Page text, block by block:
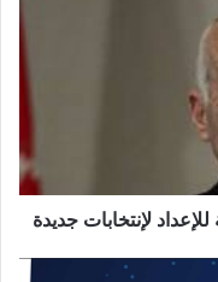
لإنتخابات جديدة